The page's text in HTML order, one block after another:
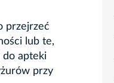
przejrzeć
lub te,
do apteki
przy